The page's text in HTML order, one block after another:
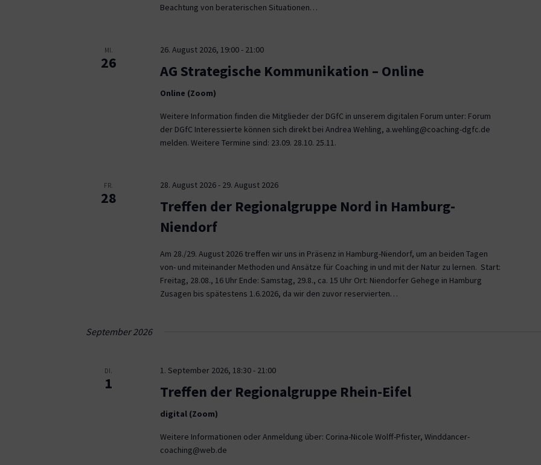
Beachtung von beraterischen Situationen…
MI.
26
26. August 2026, 19:00- 21:00
AG Strategische Kommunikation – Online
Online (Zoom)
Weitere Information finden die Mitglieder der DGfC in unserem digitalen Forum unter: Forum
der DGfC Interessierte können sich direkt bei Andrea Wehling, a.wehling@coaching-dgfc.de
melden. Weitere Termine sind: 23.09. 28.10. 25.11.
FR.
28
28. August 2026- 29. August 2026
Treffen der Regionalgruppe Nord in Hamburg-
Niendorf
Am 28./29. August 2026 treffen wir uns in Präsenz in Hamburg-Niendorf, um an beiden Tagen
von- und miteinander Methoden und Ansätze für Coaching in und mit der Natur zu lernen. Start:
Freitag, 28.08., 16 Uhr Ende: Samstag, 29.8., ca. 15 Uhr Ort: Niendorfer Gehege in Hamburg
Zusagen bis spätestens 1.6.2026, da wir den zuvor reservierten…
September 2026
DI.
1
1. September 2026, 18:30- 21:00
Treffen der Regionalgruppe Rhein-Eifel
digital (Zoom)
Weitere Informationen oder Anmeldung über: Corina-Nicole Wolff-Pfister, Winddancer-
coaching@web.de